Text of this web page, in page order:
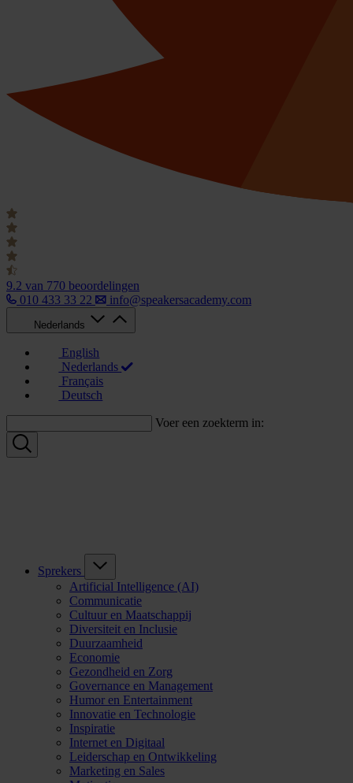
9.2 van 770 beoordelingen
010 433 33 22
info@speakersacademy.com
Nederlands
English
Nederlands
Français
Deutsch
Voer een zoekterm in:
Sprekers
Artificial Intelligence (AI)
Communicatie
Cultuur en Maatschappij
Diversiteit en Inclusie
Duurzaamheid
Economie
Gezondheid en Zorg
Governance en Management
Humor en Entertainment
Innovatie en Technologie
Inspiratie
Internet en Digitaal
Leiderschap en Ontwikkeling
Marketing en Sales